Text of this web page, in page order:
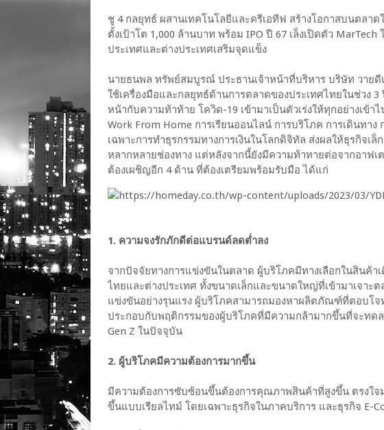
ชู 4 กลยุทธ์ ผสานเทคโนโลยีและครีเอทีฟ สร้างโอกาสบนตลา
ตั้งเป้าโต 1,000 ล้านบาท พร้อม IPO ปี 67 เล็งเปิดตัว
ประเทศและต่างประเทศเสริมจุดแข็ง
นายธนพล ทรัพย์สมบูรณ์ ประธานเจ้าหน้าที่บริหาร บริษัท วายดี
ใช้เครื่องมือและกลยุทธ์ด้านการตลาดของประเทศไทยในช่วง
หน้ากับความท้าท้าย โควิด-19 เข้ามาเป็นตัวเร่งให้ทุกอย่างเข้า
Work From Home การเรียนออนไลน์ การบริโภค การเดินทาง
เฉพาะการทำธุรกรรมทางการเงินในโลกดิจิทัล ส่งผลให้ธุรกิจ
หลากหลายช่องทาง แต่หลังจากนี้ยังมีความท้าทายต่อจากอาฟ
ต้องเผชิญอีก 4 ด้าน ที่ต้องเตรียมพร้อมรับมือ ได้แก่
1. ความจงรักภักดีต่อแบรนด์ลดต่ำลง
จากปัจจัยทางการแข่งขันในตลาด ผู้บริโภคมีทางเลือกในสินค้
ไทยและต่างประเทศ ทั้งขนาดเล็กและขนาดใหญ่ที่เข้ามาเจาะต
แข่งขันอย่างรุนแรง ผู้บริโภคสามารถมองหาผลิตภัณฑ์ที่ตอบโจ
ประกอบกับพฤติกรรมของผู้บริโภคที่มีความกล้ามากขึ้นที่จะทด
Gen Z ในปัจจุบัน
2. ผู้บริโภคมีความต้องการมากขึ้น
มีความต้องการซับซ้อนขึ้นต้องการคุณภาพสินค้าที่สูงขึ้น ตรงใจ
ขึ้นแบบเรียลไทม์ โดยเฉพาะธุรกิจในภาคบริการ และธุรกิจ E-